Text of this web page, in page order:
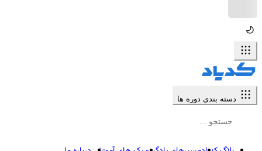
دسته بندی دوره ها